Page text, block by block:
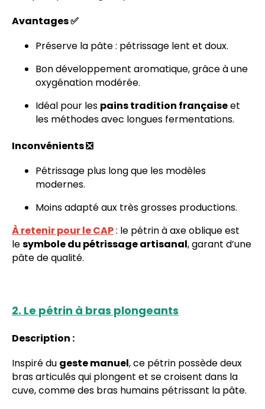
Avantages ✅
Préserve la pâte : pétrissage lent et doux.
Bon développement aromatique, grâce à une
oxygénation modérée.
Idéal pour les pains tradition françaiseet
les méthodes avec longues fermentations.
Inconvénients ❎
Pétrissage plus long que les modèles
modernes.
Moins adapté aux très grosses productions.
À retenir pour le CAP: le pétrin à axe oblique est
lesymbole du pétrissage artisanal, garant d’une
pâte de qualité.
2. Le pétrin à bras plongeants
Description :
Inspiré du geste manuel, ce pétrin possède deux
bras articulés qui plongent et se croisent dans la
cuve, comme des bras humains pétrissant la pâte.